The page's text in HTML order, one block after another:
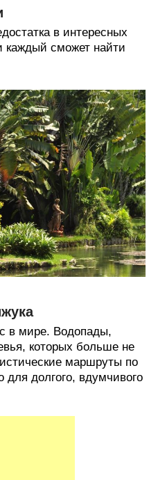
в интересных
каждый сможет найти
в мире. Водопады,
которых больше не
маршруты по
долгого, вдумчивого